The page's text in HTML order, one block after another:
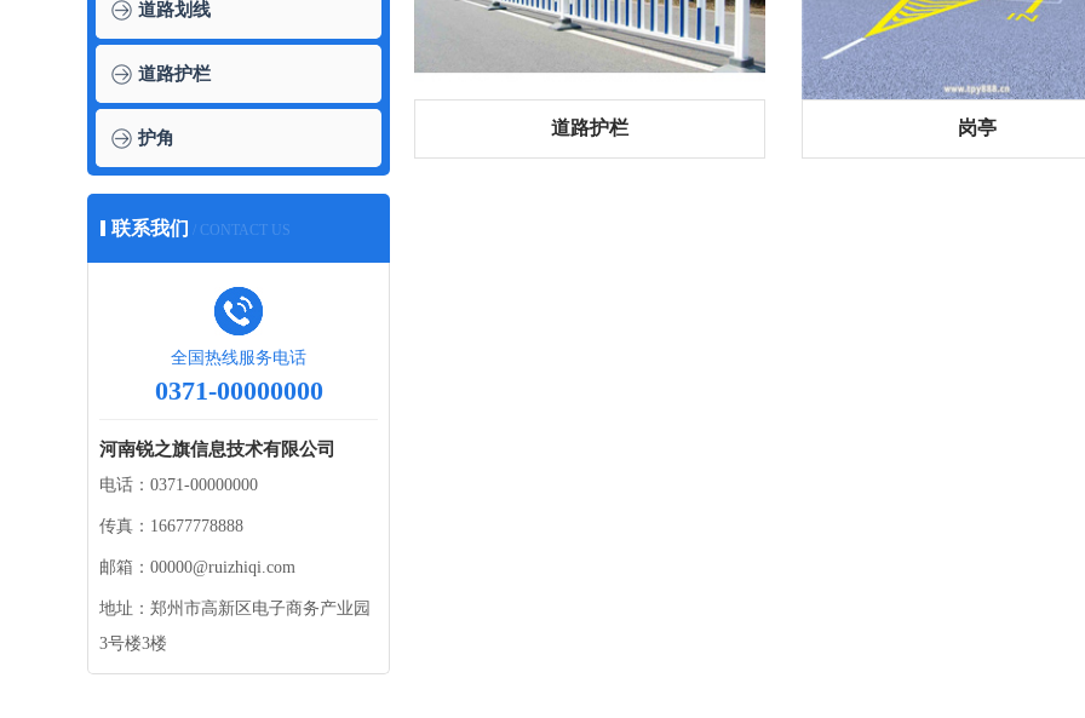
道路划线
道路护栏
护角
联系我们 / CONTACT US
全国热线服务电话
0371-00000000
河南锐之旗信息技术有限公司
电话：0371-00000000
传真：16677778888
邮箱：00000@ruizhiqi.com
地址：郑州市高新区电子商务产业园
3号楼3楼
道路护栏 岗亭